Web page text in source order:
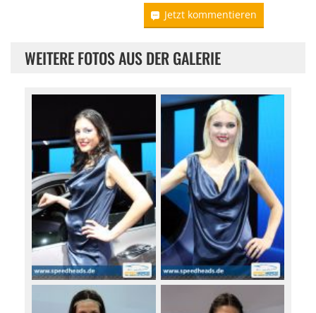
Jetzt kommentieren
WEITERE FOTOS AUS DER GALERIE